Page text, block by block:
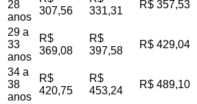
28
anos
307,56
331,31
R$ 357,53
29 a
33
anos
R$
369,08
R$
397,58
R$ 429,04
34 a
38
anos
R$
420,75
R$
453,24
R$ 489,10